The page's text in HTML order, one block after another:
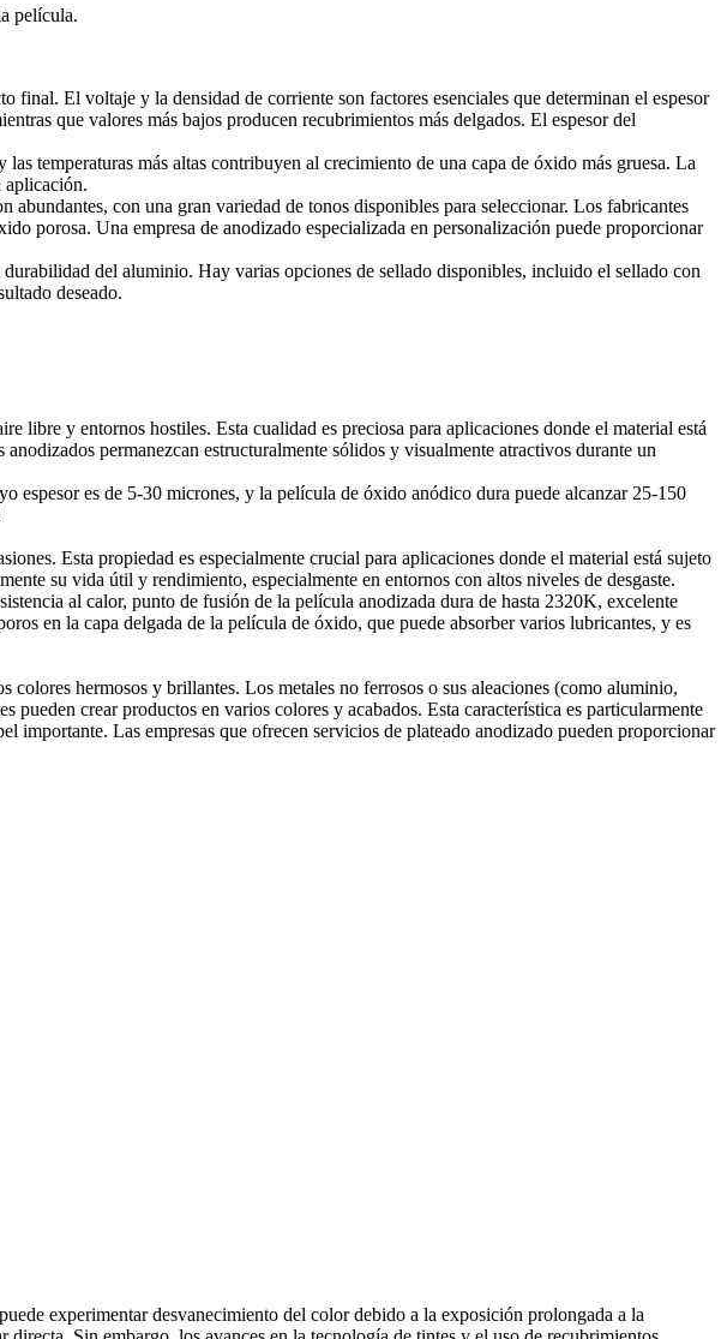
película.
El voltaje y la densidad de corriente son factores esenciales que determinan el espesor
que valores más bajos producen recubrimientos más delgados. El espesor del
temperaturas más altas contribuyen al crecimiento de una capa de óxido más gruesa. La
aplicación.
con una gran variedad de tonos disponibles para seleccionar. Los fabricantes
porosa. Una empresa de anodizado especializada en personalización puede proporcionar
del aluminio. Hay varias opciones de sellado disponibles, incluido el sellado con
deseado.
libre y entornos hostiles. Esta cualidad es preciosa para aplicaciones donde el material está
permanezcan estructuralmente sólidos y visualmente atractivos durante un
es de 5-30 micrones, y la película de óxido anódico dura puede alcanzar 25-150
Esta propiedad es especialmente crucial para aplicaciones donde el material está sujeto
su vida útil y rendimiento, especialmente en entornos con altos niveles de desgaste.
al calor, punto de fusión de la película anodizada dura de hasta 2320K, excelente
en la capa delgada de la película de óxido, que puede absorber varios lubricantes, y es
hermosos y brillantes. Los metales no ferrosos o sus aleaciones (como aluminio,
crear productos en varios colores y acabados. Esta característica es particularmente
importante. Las empresas que ofrecen servicios de plateado anodizado pueden proporcionar
experimentar desvanecimiento del color debido a la exposición prolongada a la